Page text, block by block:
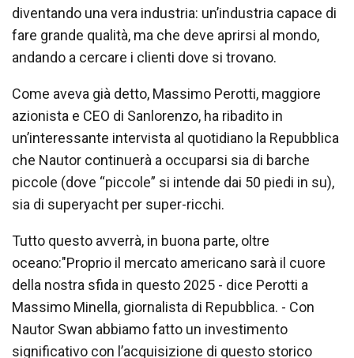
diventando una vera industria: un’industria capace di
fare grande qualità, ma che deve aprirsi al mondo,
andando a cercare i clienti dove si trovano.
Come aveva già detto, Massimo Perotti, maggiore
azionista e CEO di Sanlorenzo, ha ribadito in
un’interessante intervista al quotidiano la Repubblica
che Nautor continuerà a occuparsi sia di barche
piccole (dove “piccole” si intende dai 50 piedi in su),
sia di superyacht per super-ricchi.
Tutto questo avverrà, in buona parte, oltre
oceano:"Proprio il mercato americano sarà il cuore
della nostra sfida in questo 2025 - dice Perotti a
Massimo Minella, giornalista di Repubblica. - Con
Nautor Swan abbiamo fatto un investimento
significativo con l’acquisizione di questo storico